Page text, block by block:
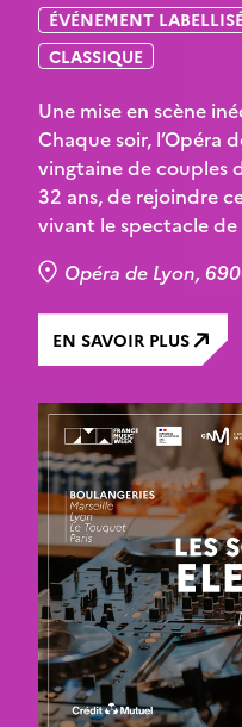
ÉVÉNEMENT
CLASSIQUE
Une mise en scène
Chaque soir, l’Opéra
vingtaine de couples
32 ans, de rejoindre
vivant le spectacle
Opéra de Lyon,
EN SAVOIR PLUS